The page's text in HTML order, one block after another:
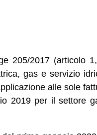
205/2017 (articolo
gas e servizio
alle sole
2019 per il settore